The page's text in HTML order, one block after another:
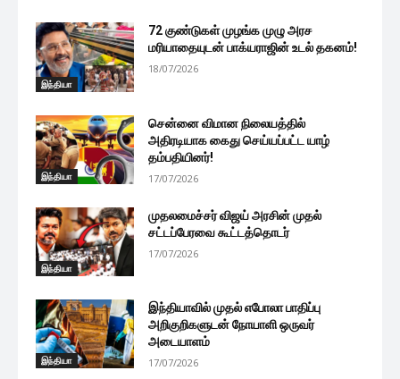
இந்தியா
72 குண்டுகள் முழங்க முழு அரச
மரியாதையுடன் பாக்யராஜின் உடல் தகனம்!
18/07/2026
இந்தியா
சென்னை விமான நிலையத்தில்
அதிரடியாக கைது செய்யப்பட்ட யாழ்
தம்பதியினர்!
17/07/2026
இந்தியா
முதலமைச்சர் விஜய் அரசின் முதல்
சட்டப்பேரவை கூட்டத்தொடர்
17/07/2026
இந்தியா
இந்தியாவில் முதல் எபோலா பாதிப்பு
அறிகுறிகளுடன் நோயாளி ஒருவர்
அடையாளம்
17/07/2026